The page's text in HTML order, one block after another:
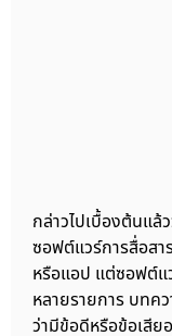
กล่าวไปเบื้องต้นแ
ซอฟต์แวร์การสื่อส
หรือแอป แต่ซอฟต์แ
หลายรายการ บทค
ว่ามีข้อดีหรือข้อเสีย